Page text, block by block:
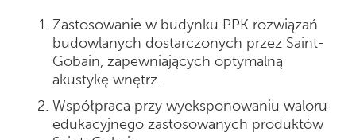
Zastosowanie w budynku PPK rozwiązań
budowlanych dostarczonych przez Saint-
Gobain, zapewniających optymalną
akustykę wnętrz.
Współpraca przy wyeksponowaniu waloru
edukacyjnego zastosowanych produktów